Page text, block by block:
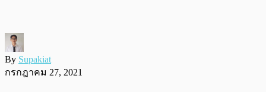
By Supakiat
กรกฎาคม 27, 2021